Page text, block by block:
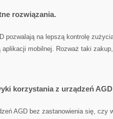
rozwiązania.
pozwalają na lepszą kontrolę​
aplikacji mobilnej. Rozważ taki
korzystania ⁢z urządzeń
AGD‌ bez zastanowienia się, ⁣czy